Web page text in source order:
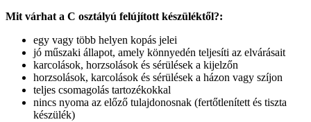
Mit várhat a C osztályú felújított készüléktől?:
egy vagy több helyen kopás jelei
jó műszaki állapot, amely könnyedén teljesíti az elvárásait
karcolások, horzsolások és sérülések a kijelzőn
horzsolások, karcolások és sérülések a házon vagy szíjon
teljes csomagolás tartozékokkal
nincs nyoma az előző tulajdonosnak (fertőtlenített és tiszta
készülék)